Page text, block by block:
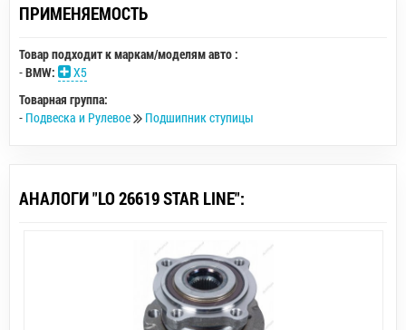
ПРИМЕНЯЕМОСТЬ
Товар подходит к маркам/моделям авто :
-BMW:
X5
Товарная группа:
- Подвеска и Рулевое Подшипник ступицы
АНАЛОГИ "LO 26619 STAR LINE":